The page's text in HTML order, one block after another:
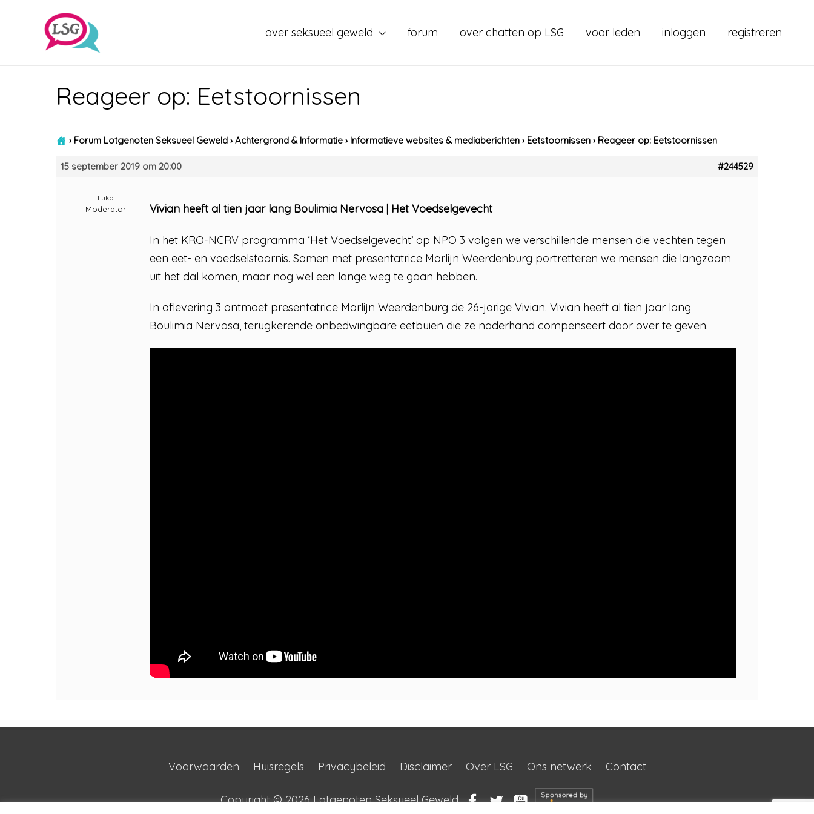
over seksueel geweld forum over chatten op LSG voor leden inloggen registreren
Reageer op: Eetstoornissen
› Forum Lotgenoten Seksueel Geweld › Achtergrond & Informatie › Informatieve websites & mediaberichten › Eetstoornissen › Reageer op: Eetstoornissen
15 september 2019 om 20:00 #244529
Luka
Moderator Vivian heeft al tien jaar lang Boulimia Nervosa | Het Voedselgevecht
In het KRO-NCRV programma ‘Het Voedselgevecht’ op NPO 3 volgen we verschillende mensen die vechten tegen
een eet- en voedselstoornis. Samen met presentatrice Marlijn Weerdenburg portretteren we mensen die langzaam
uit het dal komen, maar nog wel een lange weg te gaan hebben.
In aflevering 3 ontmoet presentatrice Marlijn Weerdenburg de 26-jarige Vivian. Vivian heeft al tien jaar lang
Boulimia Nervosa, terugkerende onbedwingbare eetbuien die ze naderhand compenseert door over te geven.
Voorwaarden Huisregels Privacybeleid Disclaimer Over LSG Ons netwerk Contact
Copyright © 2026Lotgenoten Seksueel Geweld